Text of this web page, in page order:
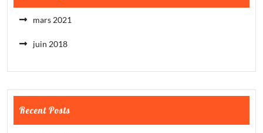
mars 2021
juin 2018
Recent Posts